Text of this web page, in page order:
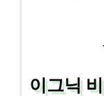
이그닉